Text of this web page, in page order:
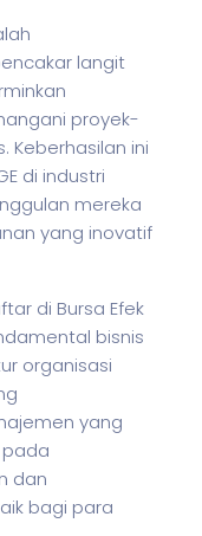
langit
proyek-
Keberhasilan ini
di industri
mereka
yang inovatif
di Bursa Efek
bisnis
organisasi
yang
pada
dan
bagi para